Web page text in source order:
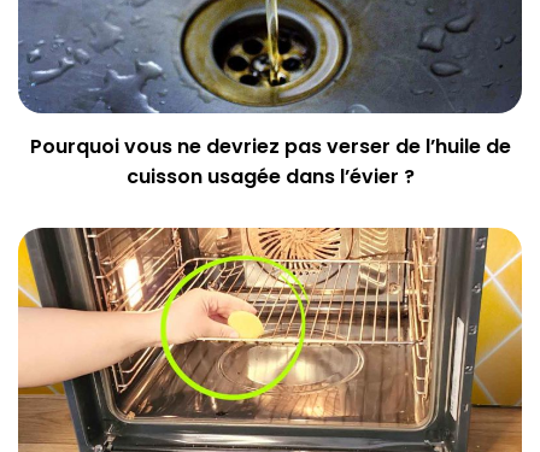
Pourquoi vous ne devriez pas verser de l’huile de
cuisson usagée dans l’évier ?